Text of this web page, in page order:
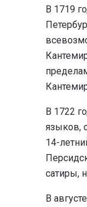
В 1719
В 1722
языков,
14-
сатиры,
В